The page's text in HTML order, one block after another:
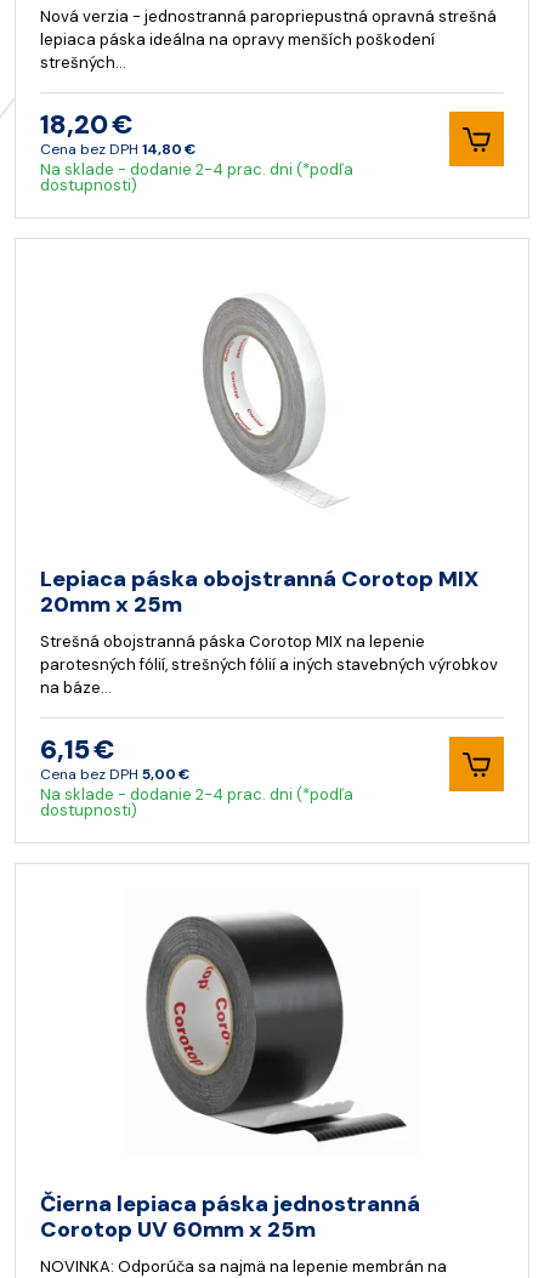
Nová verzia - jednostranná paropriepustná opravná strešná
lepiaca páska ideálna na opravy menších poškodení
strešných…
18,20 €
Cena bez DPH 14,80 €
Na sklade - dodanie 2-4 prac. dni (*podľa
dostupnosti)
Lepiaca páska obojstranná Corotop MIX
20mm x 25m
Strešná obojstranná páska Corotop MIX na lepenie
parotesných fólií, strešných fólií a iných stavebných výrobkov
na báze…
6,15 €
Cena bez DPH 5,00 €
Na sklade - dodanie 2-4 prac. dni (*podľa
dostupnosti)
Čierna lepiaca páska jednostranná
Corotop UV 60mm x 25m
NOVINKA: Odporúča sa najmä na lepenie membrán na